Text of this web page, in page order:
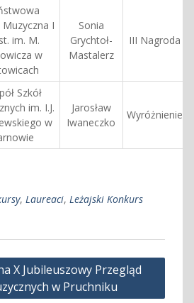
Muzyczna I
im. M.
w
Sonia
Grychtoł-
Mastalerz
III Nagroda
Szkół
im. I.J.
w
Jarosław
Iwaneczko
Wyróżnienie
, Laureaci, Leżajski Konkurs
X Jubileuszowy Przegląd
w Pruchniku